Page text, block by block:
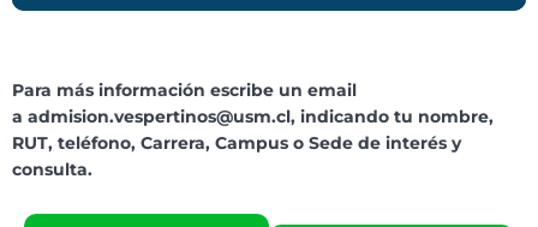
Para más información escribe un email
a admision.vespertinos@usm.cl, indicando tu nombre,
RUT, teléfono, Carrera, Campus o Sede de interés y
consulta.